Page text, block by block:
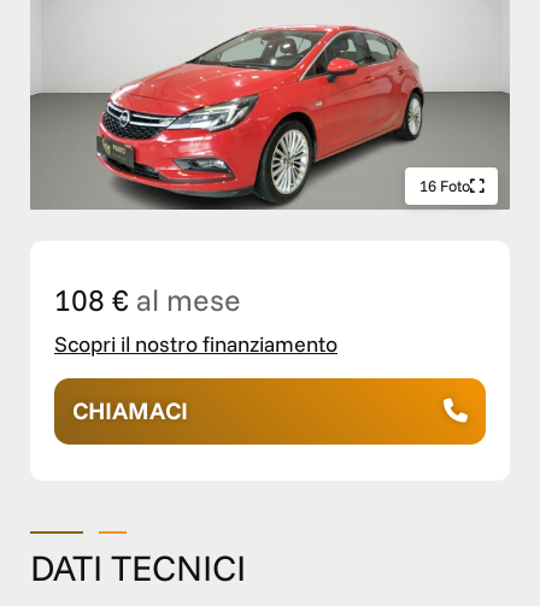
16 Foto
108 € al mese
Scopri il nostro finanziamento
CHIAMACI
DATI TECNICI